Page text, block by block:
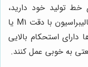
خط تولید خود دارید،
های کالیبراسیون با دقت M1 یا
دارای استحکام بالایی
به خوبی عمل کنند.